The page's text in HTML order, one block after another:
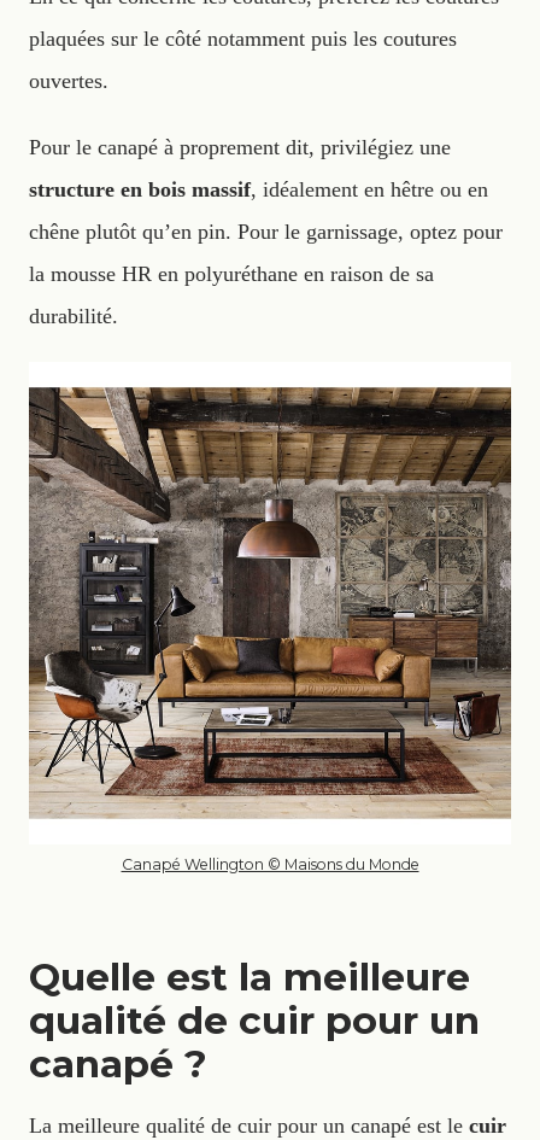
plaquées sur le côté notamment puis les coutures
ouvertes.
Pour le canapé à proprement dit, privilégiez une
structure en bois massif, idéalement en hêtre ou en
chêne plutôt qu’en pin. Pour le garnissage, optez pour
la mousse HR en polyuréthane en raison de sa
durabilité.
Canapé Wellington © Maisons du Monde
Quelle est la meilleure
qualité de cuir pour un
canapé ?
La meilleure qualité de cuir pour un canapé est le cuir